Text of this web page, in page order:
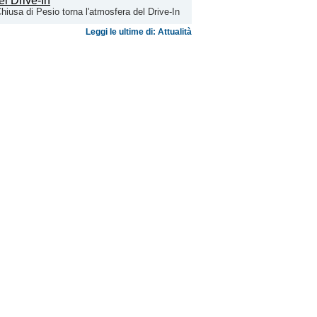
di Pesio torna l'atmosfera del Drive-In
Leggi le ultime di: Attualità